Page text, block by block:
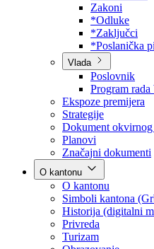
Poslovnik
Program rada
Budžet 2026
Zakoni
*Odluke
*Zaključci
*Poslanička
Vlada
Poslovnik
Program
Ekspoze premijera
Strategije
Dokument
Planovi
Značajni dokumenti
O kantonu
O kantonu
Simboli kantona